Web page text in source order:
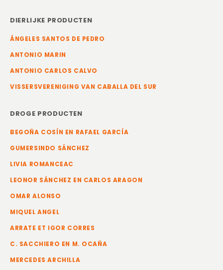
DIERLIJKE PRODUCTEN
ÁNGELES SANTOS DE PEDRO
ANTONIO MARIN
ANTONIO CARLOS CALVO
VISSERSVERENIGING VAN CABALLA DEL SUR
DROGE PRODUCTEN
BEGOÑA COSÍN EN RAFAEL GARCÍA
GUMERSINDO SÁNCHEZ
LIVIA ROMANCEAC
LEONOR SÁNCHEZ EN CARLOS ARAGON
OMAR ALONSO
MIQUEL ANGEL
ARRATE ET IGOR CORRES
C. SACCHIERO EN M. OCAÑA
MERCEDES ARCHILLA